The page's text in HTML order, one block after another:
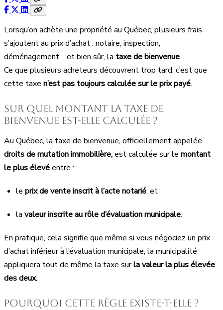
Lorsqu’on achète une propriété au Québec, plusieurs frais
s’ajoutent au prix d’achat : notaire, inspection,
déménagement… et bien sûr, la taxe de bienvenue.
Ce que plusieurs acheteurs découvrent trop tard, c’est que
cette taxe n’est pas toujours calculée sur le prix payé.
Sur quel montant la taxe de
bienvenue est-elle calculée ?
Au Québec, la taxe de bienvenue, officiellement appelée
droits de mutation immobilière,est calculée sur le montant
le plus élevéentre :
le prix de vente inscrit à l’acte notarié, et
la valeur inscrite au rôle d’évaluation municipale.
En pratique, cela signifie que même si vous négociez un prix
d’achat inférieur à l’évaluation municipale, la municipalité
appliquera tout de même la taxe surla valeur la plus élevée
des deux.
Pourquoi cette règle existe-t-elle ?